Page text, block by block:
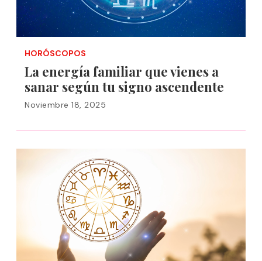
HORÓSCOPOS
La energía familiar que vienes a
sanar según tu signo ascendente
Noviembre 18, 2025